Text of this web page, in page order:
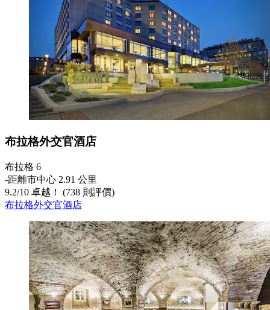
布拉格外交官酒店
布拉格 6
‐距離市中心 2.91 公里
9.2/10 卓越！ (738 則評價)
布拉格外交官酒店